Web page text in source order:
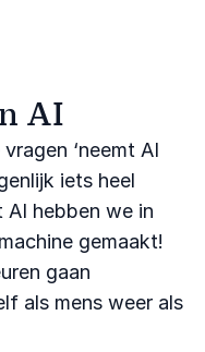
AI
‘neemt AI
iets heel
AI hebben we in
gemaakt!
gaan
als mens weer als